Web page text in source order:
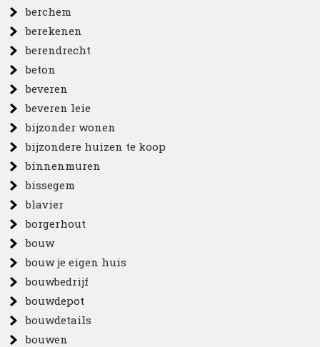
berchem
berekenen
berendrecht
beton
beveren
beveren leie
bijzonder wonen
bijzondere huizen te koop
binnenmuren
bissegem
blavier
borgerhout
bouw
bouw je eigen huis
bouwbedrijf
bouwdepot
bouwdetails
bouwen